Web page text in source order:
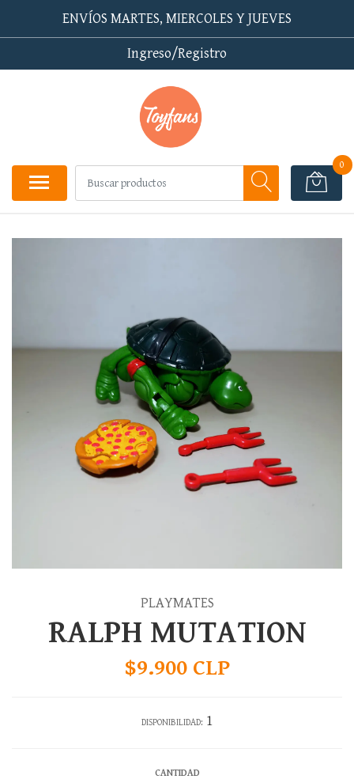
ENVÍOS MARTES, MIERCOLES Y JUEVES
Ingreso/Registro
0
PLAYMATES
RALPH MUTATION
$9.900 CLP
DISPONIBILIDAD: 1
CANTIDAD